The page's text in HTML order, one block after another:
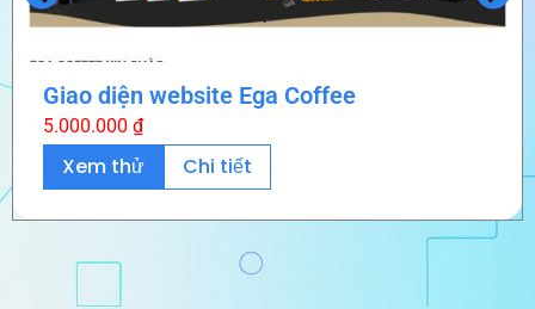
Giao diện website Ega Coffee
5.000.000 ₫
Xem thử Chi tiết